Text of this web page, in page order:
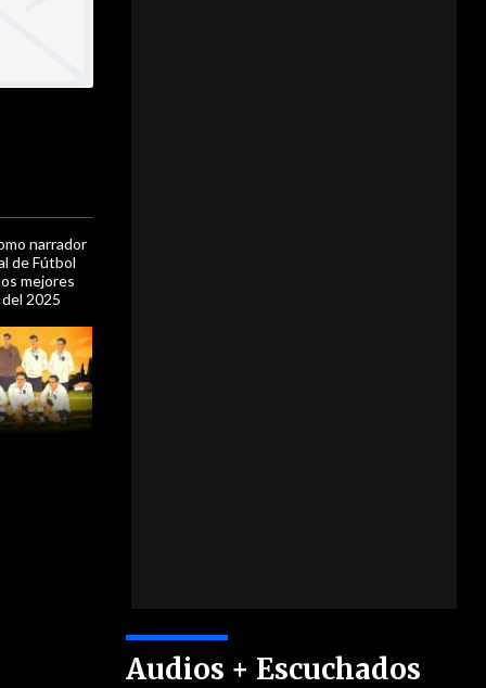
Audios + Escuchados
narrador
de Fútbol
mejores
2025